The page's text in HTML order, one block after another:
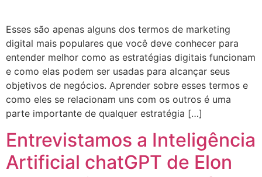
Esses são apenas alguns dos termos de marketing
digital mais populares que você deve conhecer para
entender melhor como as estratégias digitais funcionam
e como elas podem ser usadas para alcançar seus
objetivos de negócios. Aprender sobre esses termos e
como eles se relacionam uns com os outros é uma
parte importante de qualquer estratégia […]
Entrevistamos a Inteligência
Artificial chatGPT de Elon